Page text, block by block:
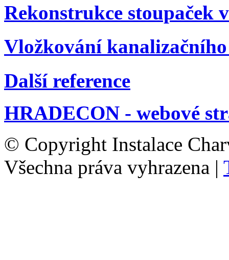
Rekonstrukce stoupaček
Vložkování
Další reference
HRADECON - webové
© Copyright Instalace
Všechna práva vyhrazena |